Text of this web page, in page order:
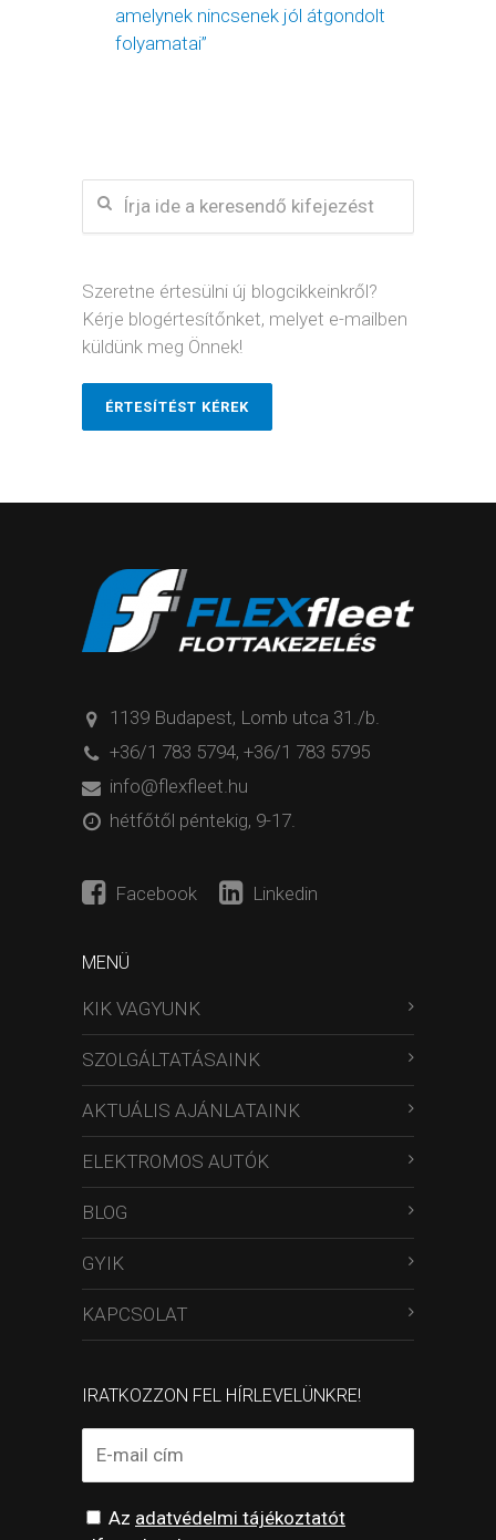
amelynek nincsenek jól átgondolt
folyamatai”
Szeretne értesülni új blogcikkeinkről?
Kérje blogértesítőnket, melyet e-mailben
küldünk meg Önnek!
ÉRTESÍTÉST KÉREK
1139 Budapest, Lomb utca 31./b.
+36/1 783 5794, +36/1 783 5795
info@flexfleet.hu
hétfőtől péntekig, 9-17.
Facebook Linkedin
MENÜ
KIK VAGYUNK
SZOLGÁLTATÁSAINK
AKTUÁLIS AJÁNLATAINK
ELEKTROMOS AUTÓK
BLOG
GYIK
KAPCSOLAT
IRATKOZZON FEL HÍRLEVELÜNKRE!
Az adatvédelmi tájékoztatót